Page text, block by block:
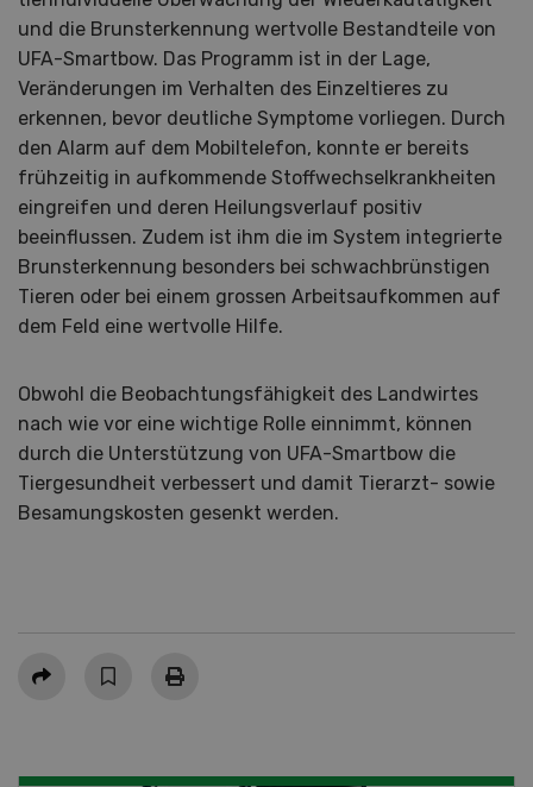
und die Brunsterkennung wertvolle Bestandteile von
UFA-Smartbow. Das Programm ist in der Lage,
Veränderungen im Verhalten des Einzeltieres zu
erkennen, bevor deutliche Symptome vorliegen. Durch
den Alarm auf dem Mobiltelefon, konnte er bereits
frühzeitig in aufkommende Stoffwechselkrankheiten
eingreifen und deren Heilungsverlauf positiv
beeinflussen. Zudem ist ihm die im System integrierte
Brunsterkennung besonders bei schwachbrünstigen
Tieren oder bei einem grossen Arbeitsaufkommen auf
dem Feld eine wertvolle Hilfe.
Obwohl die Beobachtungsfähigkeit des Landwirtes
nach wie vor eine wichtige Rolle einnimmt, können
durch die Unterstützung von UFA-Smartbow die
Tiergesundheit verbessert und damit Tierarzt- sowie
Besamungskosten gesenkt werden.
Teilen